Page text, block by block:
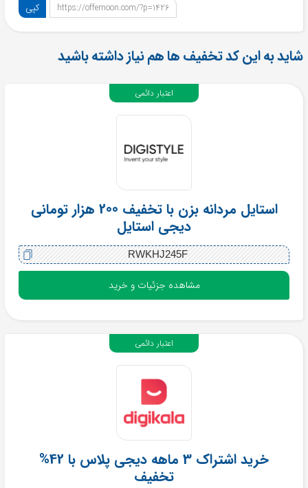
https://offemoon.com/?p=1426 کپی
شاید به این کد تخفیف ها هم نیاز داشته باشید
استایل مردانه بزن با تخفیف 200 هزار تومانی
دیجی استایل
RWKHJ245F
مشاهده جزئیات و خرید
اعتبار دائمی
خرید اشتراک 3 ماهه دیجی پلاس با 42%
تخفیف
اعتبار دائمی